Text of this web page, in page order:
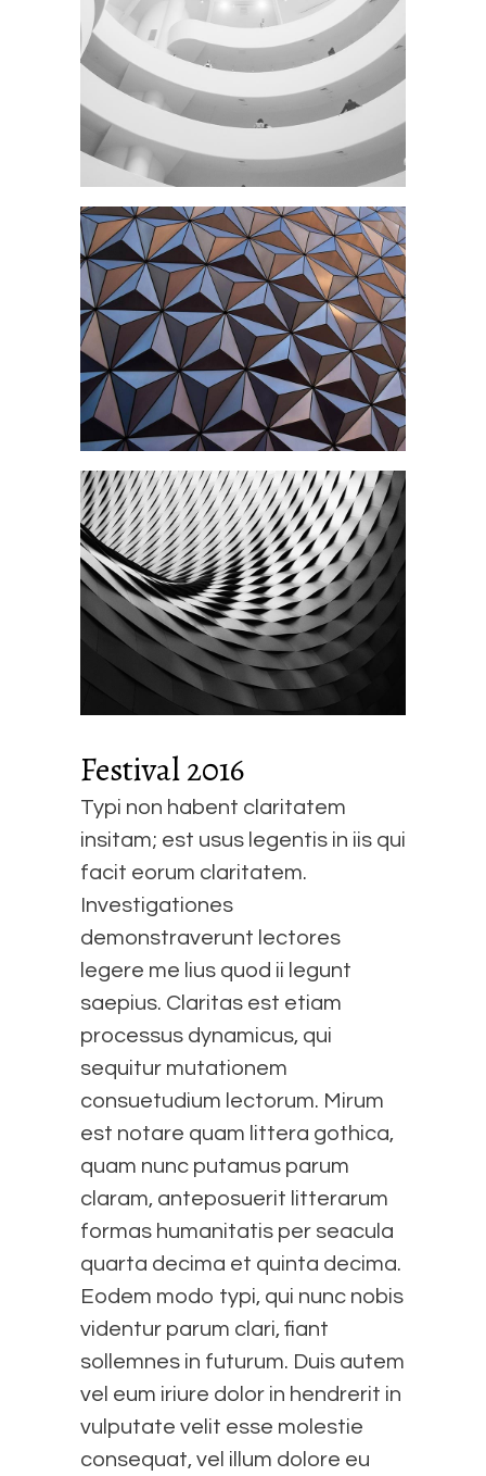
Festival 2016
Typi non habent claritatem
insitam; est usus legentis in iis qui
facit eorum claritatem.
Investigationes
demonstraverunt lectores
legere me lius quod ii legunt
saepius. Claritas est etiam
processus dynamicus, qui
sequitur mutationem
consuetudium lectorum. Mirum
est notare quam littera gothica,
quam nunc putamus parum
claram, anteposuerit litterarum
formas humanitatis per seacula
quarta decima et quinta decima.
Eodem modo typi, qui nunc nobis
videntur parum clari, fiant
sollemnes in futurum. Duis autem
vel eum iriure dolor in hendrerit in
vulputate velit esse molestie
consequat, vel illum dolore eu